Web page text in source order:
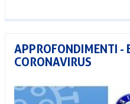
APPROFONDIMENTI -
CORONAVIRUS